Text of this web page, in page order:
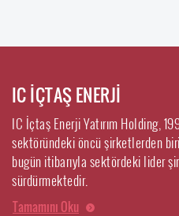
IC İÇTAŞ ENERJİ
IC İçtaş Enerji Yatırım Holding,
sektöründeki öncü şirketlerden
bugün itibarıyla sektördeki lider
sürdürmektedir.
Tamamını Oku